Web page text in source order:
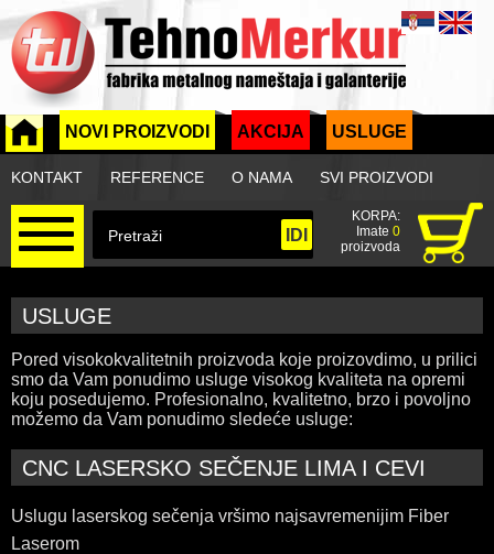
NOVI PROIZVODI AKCIJA USLUGE
KONTAKT REFERENCE O NAMA SVI PROIZVODI
KORPA:
Imate 0
proizvoda
USLUGE
Pored visokokvalitetnih proizvoda koje proizovdimo, u prilici
smo da Vam ponudimo usluge visokog kvaliteta na opremi
koju posedujemo. Profesionalno, kvalitetno, brzo i povoljno
možemo da Vam ponudimo sledeće usluge:
CNC LASERSKO SEČENJE LIMA I CEVI
Uslugu laserskog sečenja vršimo najsavremenijim Fiber
Laserom